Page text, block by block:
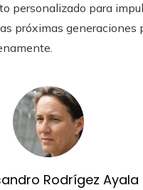
personalizado para
próximas generaciones
Rodrígez Ayala